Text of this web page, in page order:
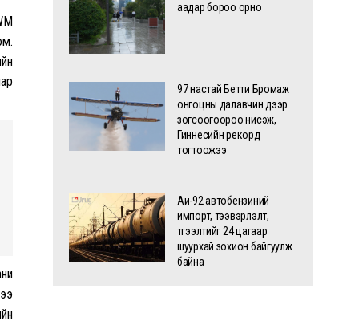
аадар бороо орно
97 настай Бетти Бромаж
онгоцны далавчин дээр
зогсоогоороо нисэж,
Гиннесийн рекорд
тогтоожээ
Аи-92 автобензиний
импорт, тээвэрлэлт,
түгээлтийг 24 цагаар
шуурхай зохион байгуулж
байна